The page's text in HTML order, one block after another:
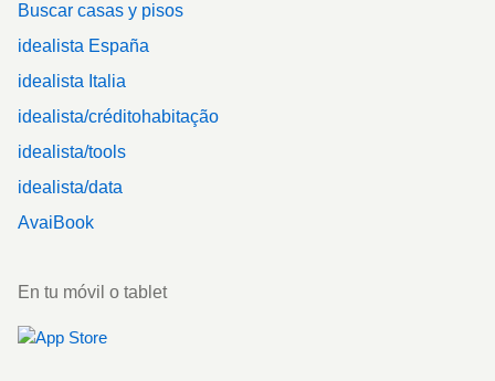
Buscar casas y pisos
idealista España
idealista Italia
idealista/créditohabitação
idealista/tools
idealista/data
AvaiBook
En tu móvil o tablet